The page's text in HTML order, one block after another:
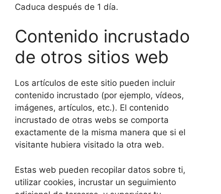
Caduca después de 1 día.
Contenido incrustado
de otros sitios web
Los artículos de este sitio pueden incluir
contenido incrustado (por ejemplo, vídeos,
imágenes, artículos, etc.). El contenido
incrustado de otras webs se comporta
exactamente de la misma manera que si el
visitante hubiera visitado la otra web.
Estas web pueden recopilar datos sobre ti,
utilizar cookies, incrustar un seguimiento